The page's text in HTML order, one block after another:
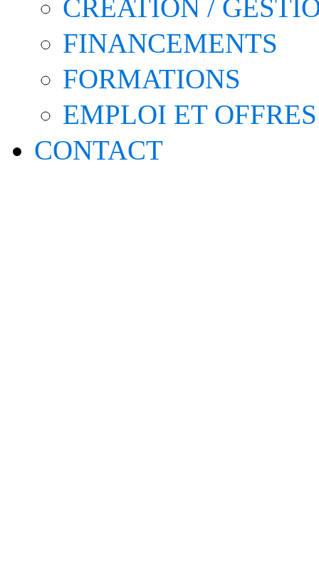
CRÉATION /
FINANCEMENTS
FORMATIONS
EMPLOI ET
CONTACT